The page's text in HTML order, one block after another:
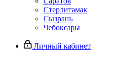
Стерлитамак
Сызрань
Чебоксары
Личный кабинет